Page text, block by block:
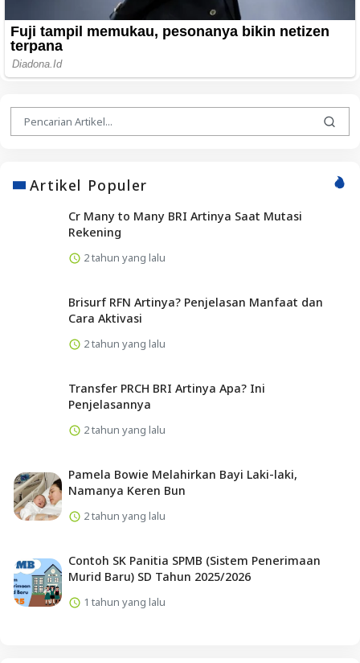
Artikel Populer
Cr Many to Many BRI Artinya Saat Mutasi
Rekening
2 tahun yang lalu
Brisurf RFN Artinya? Penjelasan Manfaat dan
Cara Aktivasi
2 tahun yang lalu
Transfer PRCH BRI Artinya Apa? Ini
Penjelasannya
2 tahun yang lalu
Pamela Bowie Melahirkan Bayi Laki-laki,
Namanya Keren Bun
2 tahun yang lalu
Contoh SK Panitia SPMB (Sistem Penerimaan
Murid Baru) SD Tahun 2025/2026
1 tahun yang lalu